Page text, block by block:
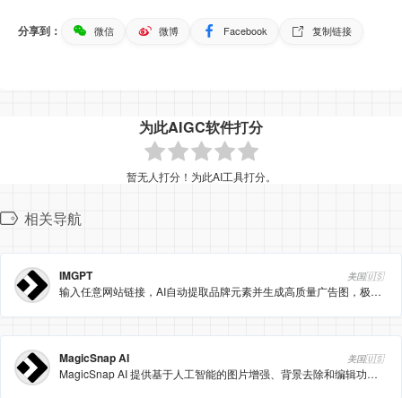
分享到： 微信 微博 Facebook 复制链接
为此AIGC软件打分
暂无人打分！为此AI工具打分。
相关导航
IMGPT 美国🇺🇸
输入任意网站链接，AI自动提取品牌元素并生成高质量广告图，极大降低投放素材制作成本。
MagicSnap AI 美国🇺🇸
MagicSnap AI 提供基于人工智能的图片增强、背景去除和编辑功能。